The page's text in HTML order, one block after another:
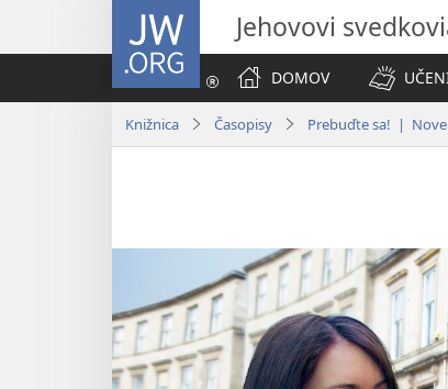
JW.ORG Jehovovi
DOMOV
Knižnica Časopisy Prebuďte sa! |